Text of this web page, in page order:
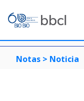
Notas > Noticia